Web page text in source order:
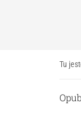
Tu